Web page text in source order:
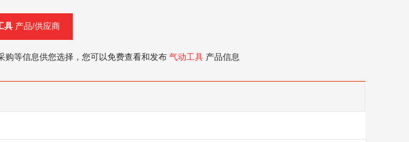
具 产品/供应商
购等信息供您选择，您可以免费查看和发布 气动工具 产品信息